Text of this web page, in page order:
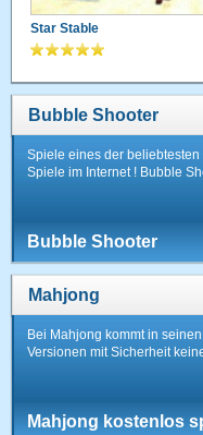
Star Stable
Bubble Shooter
Spiele eines der
Spiele im Internet ! Bubble
Bubble Shooter
Mahjong
Bei Mahjong kommt in
Versionen mit Sicherheit
Mahjong kostenlos